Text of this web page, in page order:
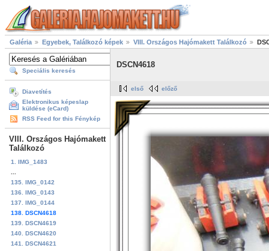
Galéria Egyebek, Találkozó képek VIII. Országos Hajómakett Találkozó
Speciális keresés
Diavetítés
Elektronikus képeslap
küldése (eCard)
RSS Feed for this Fénykép
VIII. Országos Hajómakett
Találkozó
1. IMG_1483
135. IMG_0142
136. IMG_0143
137. IMG_0144
138. DSCN4618
139. DSCN4619
140. DSCN4620
141. DSCN4621
DSCN4618
első előző